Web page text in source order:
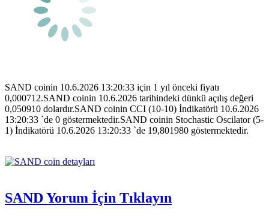
SAND coinin 10.6.2026 13:20:33 için 1 yıl önceki fiyatı
0,000712.SAND coinin 10.6.2026 tarihindeki dünkü açılış değeri
0,050910 dolardır.SAND coinin CCI (10-10) İndikatörü 10.6.2026
13:20:33 `de 0 göstermektedir.SAND coinin Stochastic Oscilator (5-
1) İndikatörü 10.6.2026 13:20:33 `de 19,801980 göstermektedir.
SAND Yorum İçin Tıklayın